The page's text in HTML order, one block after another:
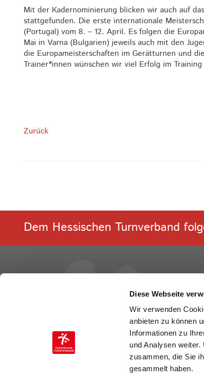
Diese Webseite
Wir verwenden
anbieten zu können
Informationen zu
und Analysen
zusammen, die Sie
gesammelt haben.
Mit der Kadernominierung blicken wir auch auf
stattgefunden. Die erste internationale
(Portugal) vom 8. – 12. April. Es folgen die
Mai in Varna (Bulgarien) jeweils auch mit den
die Europameisterschaften im Gerätturnen und
Trainer*innen wünschen wir viel Erfolg im
Zurück
Dem Hessischen Turnverband